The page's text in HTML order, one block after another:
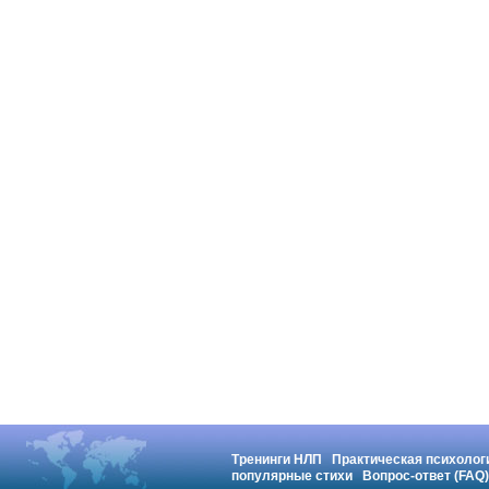
Тренинги НЛП
Практическая
популярные стихи
Вопрос-ответ (FAQ)